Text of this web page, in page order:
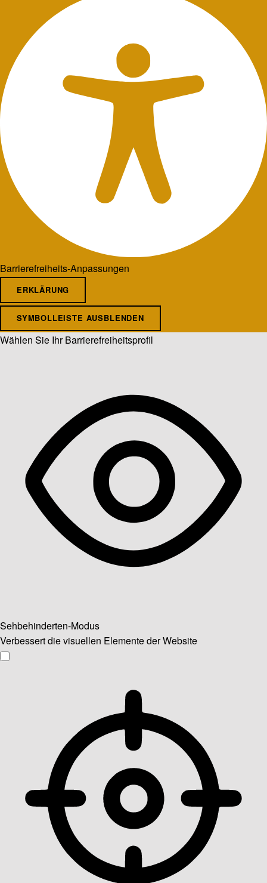
Barrierefreiheits-Anpassungen
ERKLÄRUNG
SYMBOLLEISTE AUSBLENDEN
Wählen Sie Ihr Barrierefreiheitsprofil
Sehbehinderten-Modus
Verbessert die visuellen Elemente der Website